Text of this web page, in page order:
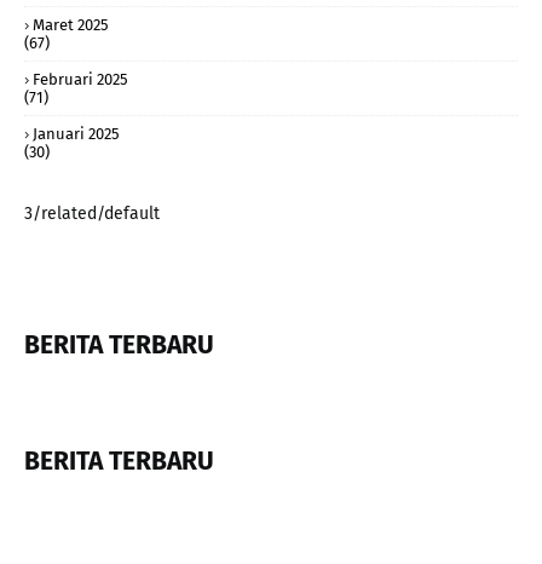
Maret 2025
(67)
Februari 2025
(71)
Januari 2025
(30)
3/related/default
BERITA TERBARU
BERITA TERBARU